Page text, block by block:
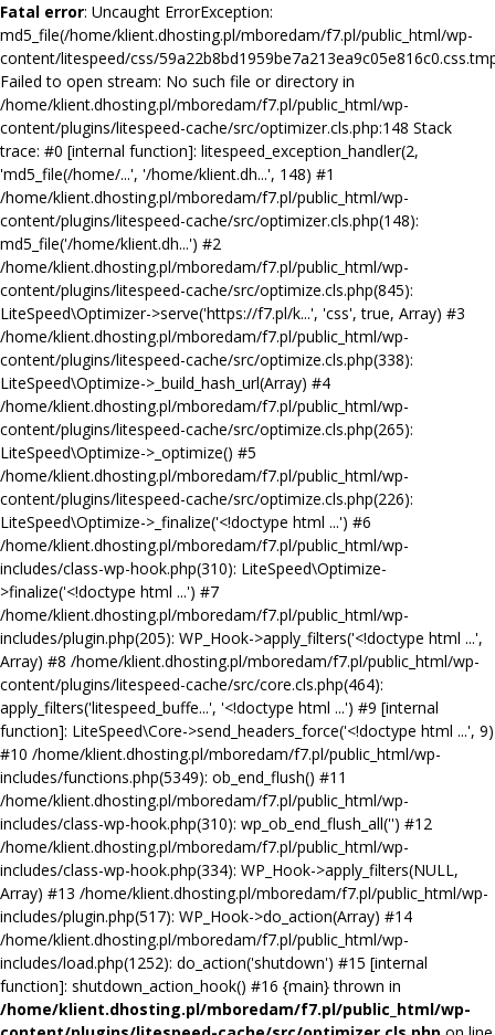
Fatal error: Uncaught ErrorException:
md5_file(/home/klient.dhosting.pl/mboredam/f7.pl/public_html/wp-
content/litespeed/css/
Failed to open stream: No such file or directory in
/home/klient.dhosting.pl/mboredam/f7.pl/public_html/wp-
content/plugins/litespeed-cache/src/optimizer.cls.php:148 Stack
trace: #0 [internal function]: litespeed_exception_handler(2,
'md5_file(/home/...', '/home/klient.dh...', 148) #1
/home/klient.dhosting.pl/mboredam/f7.pl/public_html/wp-
content/plugins/litespeed-cache/src/optimizer.cls.php(148):
md5_file('/home/klient.dh...') #2
/home/klient.dhosting.pl/mboredam/f7.pl/public_html/wp-
content/plugins/litespeed-cache/src/optimize.cls.php(845):
LiteSpeed\Optimizer->serve('https://f7.pl/k...', 'css', true, Array) #3
/home/klient.dhosting.pl/mboredam/f7.pl/public_html/wp-
content/plugins/litespeed-cache/src/optimize.cls.php(338):
LiteSpeed\Optimize->_build_hash_url(Array) #4
/home/klient.dhosting.pl/mboredam/f7.pl/public_html/wp-
content/plugins/litespeed-cache/src/optimize.cls.php(265):
LiteSpeed\Optimize->_optimize() #5
/home/klient.dhosting.pl/mboredam/f7.pl/public_html/wp-
content/plugins/litespeed-cache/src/optimize.cls.php(226):
LiteSpeed\Optimize->_finalize('<!doctype html ...') #6
/home/klient.dhosting.pl/mboredam/f7.pl/public_html/wp-
includes/class-wp-hook.php(310): LiteSpeed\Optimize-
>finalize('<!doctype html ...') #7
/home/klient.dhosting.pl/mboredam/f7.pl/public_html/wp-
includes/plugin.php(205): WP_Hook->apply_filters('<!doctype html ...',
Array) #8 /home/klient.dhosting.pl/mboredam/f7.pl/public_html/wp-
content/plugins/litespeed-cache/src/core.cls.php(464):
apply_filters('litespeed_buffe...', '<!doctype html ...') #9 [internal
function]: LiteSpeed\Core->send_headers_force('<!doctype html ...', 9)
#10 /home/klient.dhosting.pl/mboredam/f7.pl/public_html/wp-
includes/functions.php(5349): ob_end_flush() #11
/home/klient.dhosting.pl/mboredam/f7.pl/public_html/wp-
includes/class-wp-hook.php(310): wp_ob_end_flush_all('') #12
/home/klient.dhosting.pl/mboredam/f7.pl/public_html/wp-
includes/class-wp-hook.php(334): WP_Hook->apply_filters(NULL,
Array) #13 /home/klient.dhosting.pl/mboredam/f7.pl/public_html/wp-
includes/plugin.php(517): WP_Hook->do_action(Array) #14
/home/klient.dhosting.pl/mboredam/f7.pl/public_html/wp-
includes/load.php(1252): do_action('shutdown') #15 [internal
function]: shutdown_action_hook() #16 {main} thrown in
/home/klient.dhosting.pl/mboredam/f7.pl/public_html/wp-